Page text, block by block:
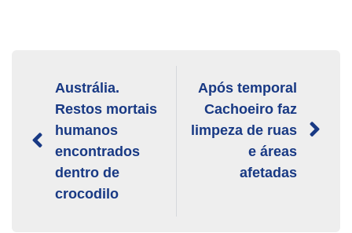
Austrália.
Restos mortais
humanos
encontrados
dentro de
crocodilo
Após temporal
Cachoeiro faz
limpeza de ruas
e áreas
afetadas